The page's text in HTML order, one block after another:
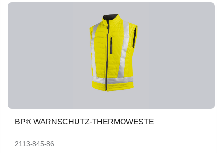
BP® WARNSCHUTZ-THERMOWESTE
2113-845-86